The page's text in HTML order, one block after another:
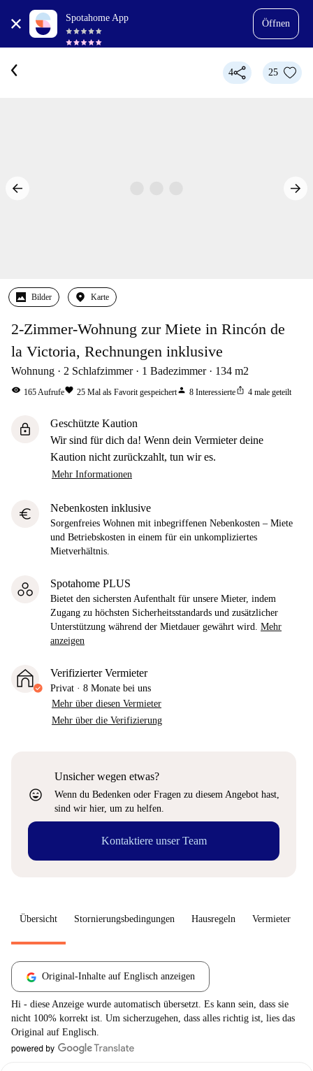
Spotahome App
Öffnen
4 25
Bilder Karte
2-Zimmer-Wohnung zur Miete in Rincón de
la Victoria, Rechnungen inklusive
Wohnung 2 Schlafzimmer 1 Badezimmer 134 m2
visibility 165Aufrufefavorite 25 Mal als Favorit gespeichertperson 8 Interessierteios_share 4 male geteilt
lock
Geschützte Kaution
Wir sind für dich da! Wenn dein Vermieter deine
Kaution nicht zurückzahlt, tun wir es.
Mehr Informationen
euro Nebenkosten inklusive
Sorgenfreies Wohnen mit inbegriffenen Nebenkosten – Miete
und Betriebskosten in einem für ein unkompliziertes
Mietverhältnis.
Spotahome PLUS
Bietet den sichersten Aufenthalt für unsere Mieter, indem
Zugang zu höchsten Sicherheitsstandards und zusätzlicher
Unterstützung während der Mietdauer gewährt wird. Mehr
anzeigen
Verifizierter Vermieter
Privat · 8 Monate bei uns
Mehr über diesen Vermieter
Mehr über die Verifizierung
sentiment_very_satisfied
Unsicher wegen etwas?
Wenn du Bedenken oder Fragen zu diesem Angebot hast,
sind wir hier, um zu helfen.
Kontaktiere unser Team
Übersicht Stornierungsbedingungen Hausregeln Vermieter
Original-Inhalte auf Englisch anzeigen
Hi - diese Anzeige wurde automatisch übersetzt. Es kann sein, dass sie
nicht 100% korrekt ist. Um sicherzugehen, dass alles richtig ist, lies das
Original auf Englisch.